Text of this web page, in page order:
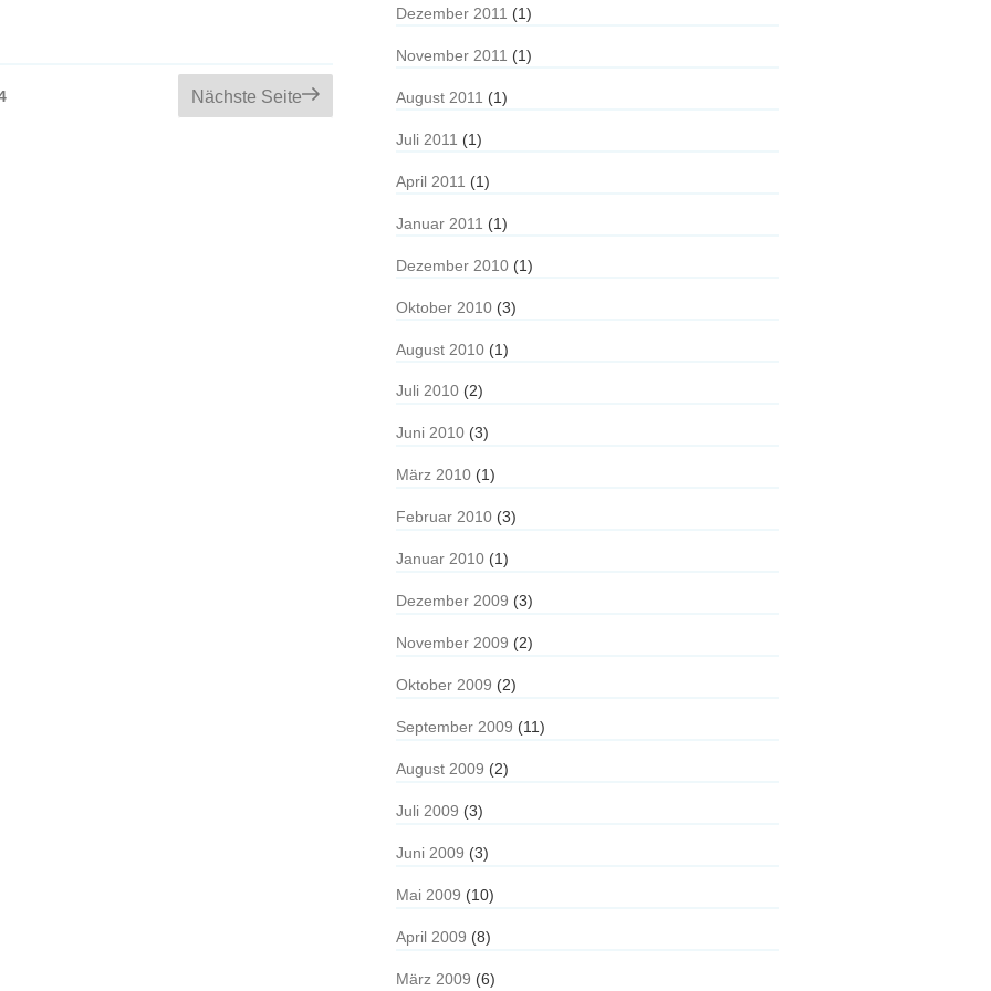
Nächste Seite
Dezember 2011 (1)
November 2011 (1)
August 2011 (1)
Juli 2011 (1)
April 2011 (1)
Januar 2011 (1)
Dezember 2010 (1)
Oktober 2010 (3)
August 2010 (1)
Juli 2010 (2)
Juni 2010 (3)
März 2010 (1)
Februar 2010 (3)
Januar 2010 (1)
Dezember 2009 (3)
November 2009 (2)
Oktober 2009 (2)
September 2009 (11)
August 2009 (2)
Juli 2009 (3)
Juni 2009 (3)
Mai 2009 (10)
April 2009 (8)
März 2009 (6)